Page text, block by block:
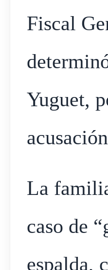
Fiscal
Yuguet,
La
caso de
espalda,